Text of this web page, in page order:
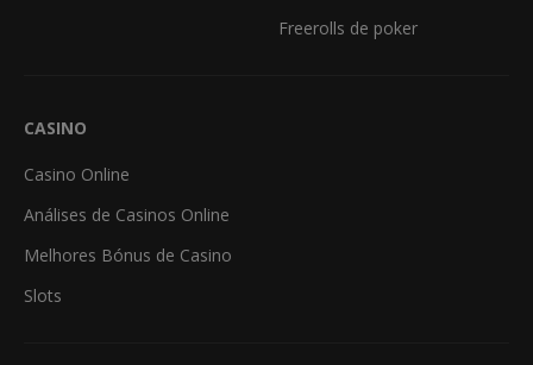
Freerolls de poker
CASINO
Casino Online
Análises de Casinos Online
Melhores Bónus de Casino
Slots